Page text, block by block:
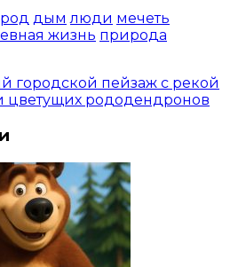
дым люди мечеть
жизнь природа
городской пейзаж с рекой
цветущих рододендронов